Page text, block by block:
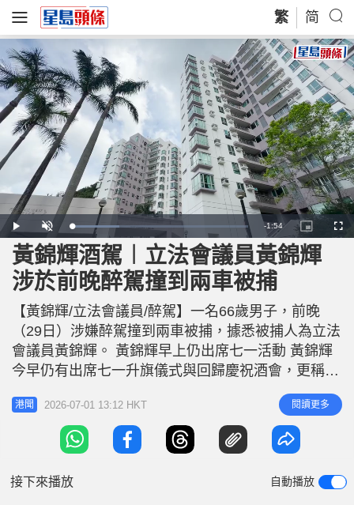
繁 简
P
l
a
y
U
n
m
u
e
L
o
a
d
e
d
:
2
7
3
3
%
R
e
m
n
i
-1:54
P
i
c
t
u
-
P
i
c
t
u
r
e
F
u
黃錦輝酒駕︱立法會議員黃錦輝
涉於前晚醉駕撞到兩車被捕
【黃錦輝/立法會議員/醉駕】一名66歲男子，前晚
（29日）涉嫌醉駕撞到兩車被捕，據悉被捕人為立法
會議員黃錦輝。 黃錦輝早上仍出席七一活動 黃錦輝
今早仍有出席七一升旗儀式與回歸慶祝酒會，更稱
「內心滿懷喜悅與自豪」。 相關新聞： 黃錦輝酒駕│
中大撞車後不顧而去 涉4宗罪被捕 黃錦輝身兼全國政
協委員 黃錦輝在社交平台帖文提到，回歸29年來，
香港憑藉獨特的區位優勢、完備的法治根基，以及成
港聞 2026-07-01 13:12 HKT 閱讀更多
接下來播放 自動播放